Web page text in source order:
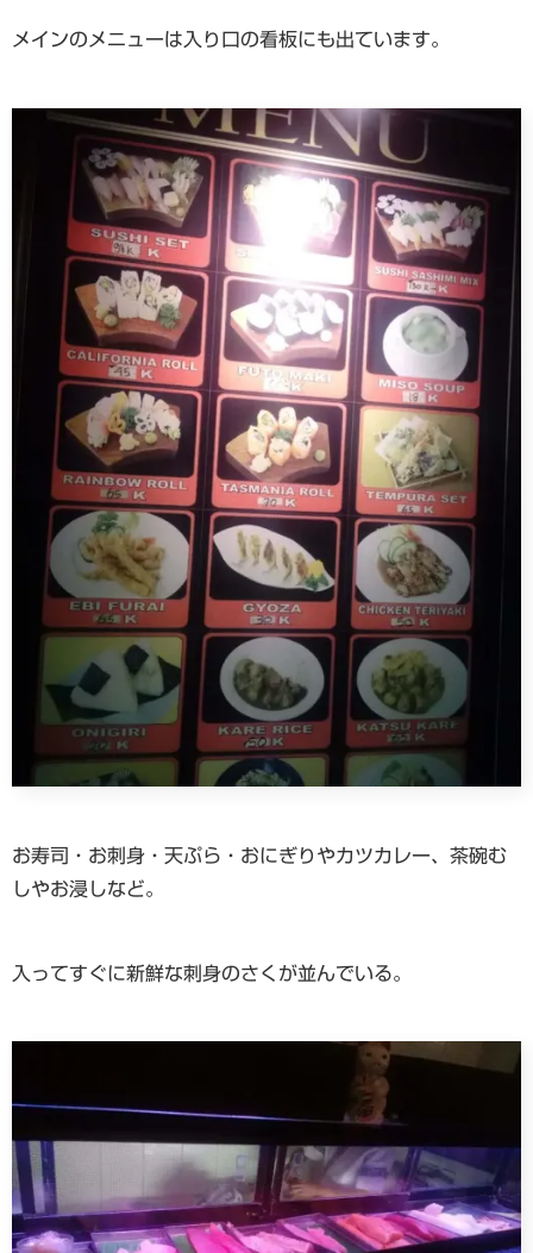
メインのメニューは入り口の看板にも出ています。
お寿司・お刺身・天ぷら・おにぎりやカツカレー、茶碗む
しやお浸しなど。
入ってすぐに新鮮な刺身のさくが並んでいる。